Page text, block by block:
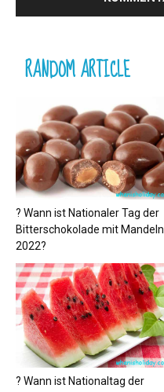
RANDOM ARTICLE
? Wann ist Nationaler Tag der
Bitterschokolade mit Mandeln
2022?
? Wann ist Nationaltag der